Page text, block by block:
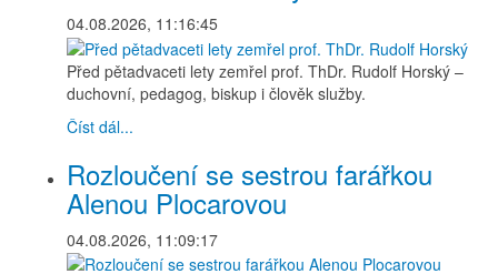
04.08.2026, 11:16:45
Před pětadvaceti lety zemřel prof. ThDr. Rudolf Horský –
duchovní, pedagog, biskup i člověk služby.
Číst dál...
Rozloučení se sestrou farářkou
Alenou Plocarovou
04.08.2026, 11:09:17